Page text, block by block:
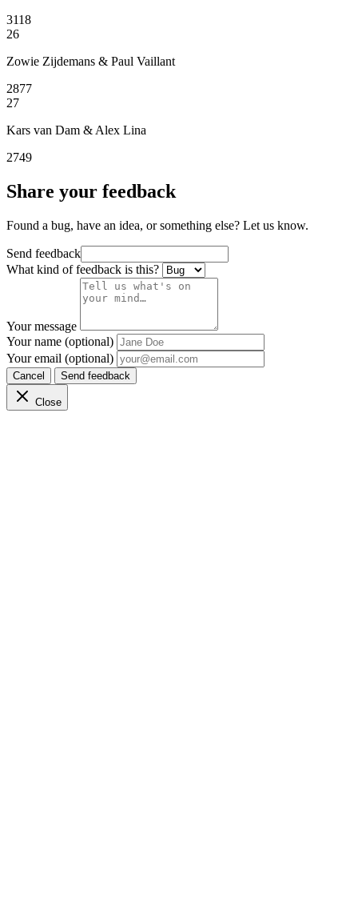
3118
26
Zowie Zijdemans & Paul Vaillant
2877
27
Kars van Dam & Alex Lina
2749
Share your feedback
Found a bug, have an idea, or something else? Let us know.
Send feedback
What kind of feedback is this?
Your message
Your name (optional)
Your email (optional)
Cancel Send feedback
Close